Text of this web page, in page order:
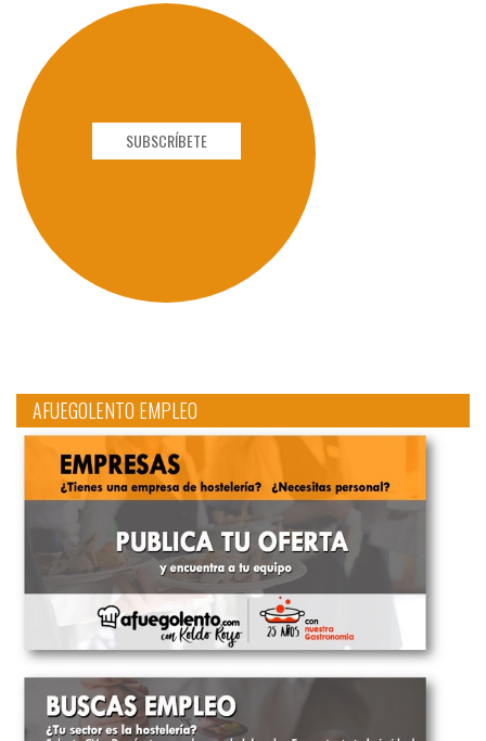
SUBSCRÍBETE
AFUEGOLENTO EMPLEO